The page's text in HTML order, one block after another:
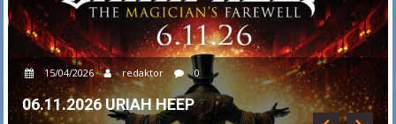
07/11/2025 redaktor 0
Билетите за EuroVolley 2026 са вече в
продажба